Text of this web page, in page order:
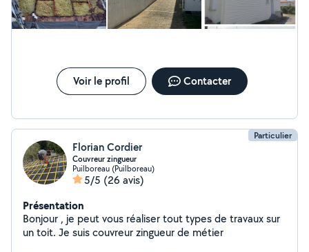
Voir le profil Contacter
Particulier
Florian Cordier
Couvreur zingueur
Puilboreau (Puilboreau)
5/5 (26 avis)
Présentation
Bonjour , je peut vous réaliser tout types de travaux sur
un toit. Je suis couvreur zingueur de métier